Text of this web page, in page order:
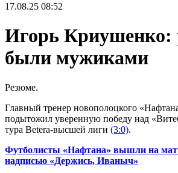
17.08.25 08:52
Игорь Криушенко:
были мужиками
Резюме.
Главный тренер новополоцкого
подытожил уверенную победу над
тура Beterа-высшей лиги (3:0).
Футболисты «Нафтана» вышли на
надписью «Держись, Иваныч»